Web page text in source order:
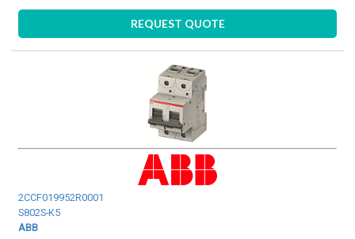
REQUEST QUOTE
2CCF019952R0001
S802S-K5
ABB